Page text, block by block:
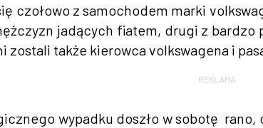
czołowo z samochodem marki
jadących fiatem, drugi z bardzo
zostali także kierowca volkswagena i
REKLAMA
wypadku doszło w sobotę rano,